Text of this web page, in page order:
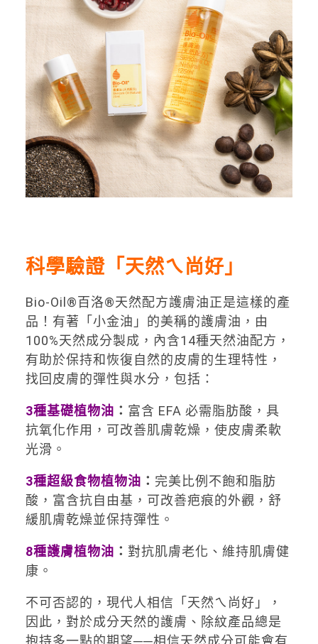
科學驗證「天然ㄟ尚好」
Bio-Oil®百洛®天然配方護膚油正是這樣的產
品！有著「小金油」的美稱的護膚油，由
100%天然成分製成，內含14種天然油配方，
有助於保持和恢復自然的皮膚的生理特性，
找回皮膚的彈性與水分，包括：
3種基礎植物油 ： 富含 EFA 必需脂肪酸，具
抗氧化作用，可改善肌膚乾燥，使皮膚柔軟
光滑。
3種超級食物植物油 ： 完美比例不飽和脂肪
酸，富含抗自由基，可改善疤痕的外觀，舒
緩肌膚乾燥並保持彈性。
8種護膚植物油 ： 對抗肌膚老化、維持肌膚健
康。
不可否認的，現代人相信「天然ㄟ尚好」，
因此，對於成分天然的護膚、除紋產品總是
抱持多一點的期望──相信天然成分可能會有